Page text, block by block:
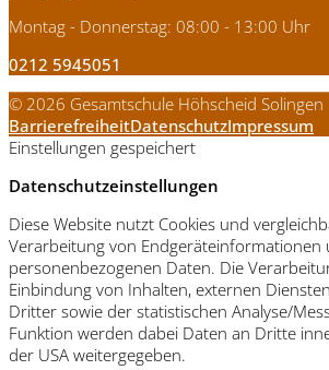
Montag - Donnerstag: 08:00 - 13:00 Uhr
0212 5945051
© 2026 Gesamtschule Höhscheid Solingen
BarrierefreiheitDatenschutzImpressum
Einstellungen gespeichert
Datenschutzeinstellungen
Diese Website nutzt Cookies und
Verarbeitung von Endgeräteinformationen
personenbezogenen Daten. Die
Einbindung von Inhalten, externen
Dritter sowie der statistischen Analyse/
Funktion werden dabei Daten an Dritte
der USA weitergegeben.